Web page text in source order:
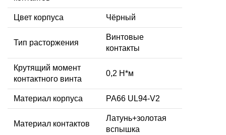
Цвет корпуса Чёрный
Тип расторжения
Винтовые
контакты
Крутящий момент
контактного винта
0,2 Н*м
Материал корпуса PA66 UL94-V2
Материал контактов
Латунь+золотая
вспышка